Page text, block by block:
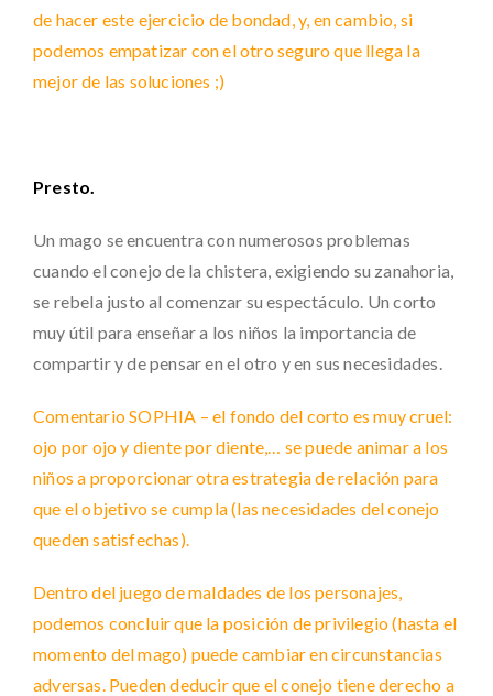
de hacer este ejercicio de bondad, y, en cambio, si
podemos empatizar con el otro seguro que llega la
mejor de las soluciones ;)
Presto.
Un mago se encuentra con numerosos problemas
cuando el conejo de la chistera, exigiendo su zanahoria,
se rebela justo al comenzar su espectáculo. Un corto
muy útil para enseñar a los niños la importancia de
compartir y de pensar en el otro y en sus necesidades.
Comentario SOPHIA – el fondo del corto es muy cruel:
ojo por ojo y diente por diente,… se puede animar a los
niños a proporcionar otra estrategia de relación para
que el objetivo se cumpla (las necesidades del conejo
queden satisfechas).
Dentro del juego de maldades de los personajes,
podemos concluir que la posición de privilegio (hasta el
momento del mago) puede cambiar en circunstancias
adversas. Pueden deducir que el conejo tiene derecho a